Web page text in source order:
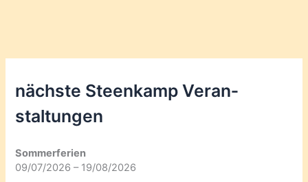
nächste Steenkamp Veran­
staltungen
Sommerferien
09/07/2026 – 19/08/2026